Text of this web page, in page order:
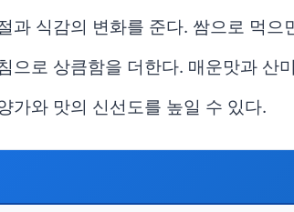
과 식감의 변화를 준다. 쌈으로 먹
으로 상큼함을 더한다. 매운맛과 산
가와 맛의 신선도를 높일 수 있다.